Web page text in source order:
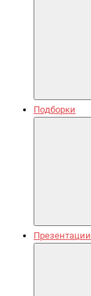
Подборки
Презентации